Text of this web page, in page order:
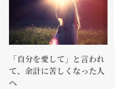
「自分を愛して」と言われ
て、余計に苦しくなった人
へ